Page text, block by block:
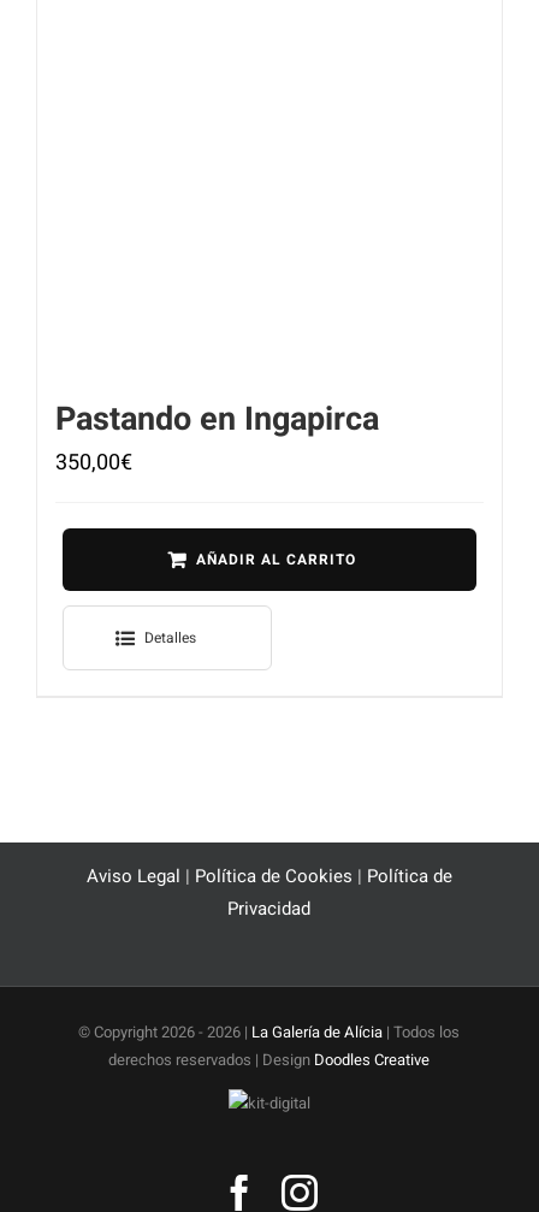
Pastando en Ingapirca
350,00€
AÑADIR AL CARRITO
Detalles
Aviso Legal | Política de Cookies | Política de
Privacidad
© Copyright 2026 -2026 | La Galería de Alícia | Todos los
derechos reservados | Design Doodles Creative
Facebook
Instagram